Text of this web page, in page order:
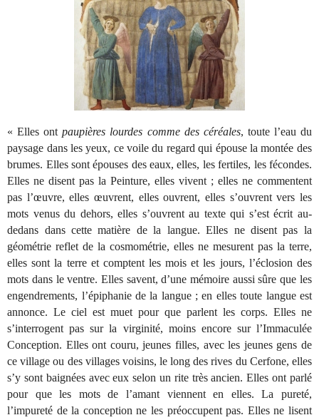
« Elles ontpaupières lourdes comme des céréales, toute l’eau du
paysage dans les yeux, ce voile du regard qui épouse la montée des
brumes. Elles sont épouses des eaux, elles, les fertiles, les fécondes.
Elles ne disent pas la Peinture, elles vivent ; elles ne commentent
pas l’œuvre, elles œuvrent, elles ouvrent, elles s’ouvrent vers les
mots venus du dehors, elles s’ouvrent au texte qui s’est écrit au-
dedans dans cette matière de la langue. Elles ne disent pas la
géométrie reflet de la cosmométrie, elles ne mesurent pas la terre,
elles sont la terre et comptent les mois et les jours, l’éclosion des
mots dans le ventre. Elles savent, d’une mémoire aussi sûre que les
engendrements, l’épiphanie de la langue ; en elles toute langue est
annonce. Le ciel est muet pour que parlent les corps. Elles ne
s’interrogent pas sur la virginité, moins encore sur l’Immaculée
Conception. Elles ont couru, jeunes filles, avec les jeunes gens de
ce village ou des villages voisins, le long des rives du Cerfone, elles
s’y sont baignées avec eux selon un rite très ancien. Elles ont parlé
pour que les mots de l’amant viennent en elles. La pureté,
l’impureté de la conception ne les préoccupent pas. Elles ne lisent